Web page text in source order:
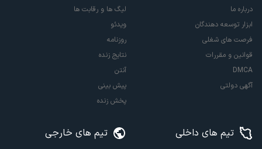
درباره ما
ابزار توسعه دهندگان
فرصت های شغلی
قوانین و مقررات
DMCA
آگهی دولتی
لیگ ها و رقابت ها
ویدئو
روزنامه
نتایج زنده
آنتن
پیش بینی
پخش زنده
تیم های داخلی تیم های خارجی